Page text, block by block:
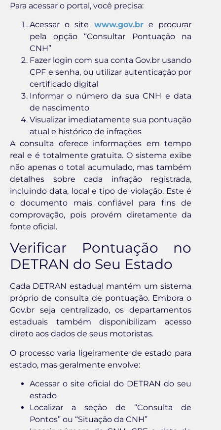
Para acessar o portal, você precisa:
Acessar o site www.gov.bre procurar
pela opção “Consultar Pontuação na
CNH”
Fazer login com sua conta Gov.br usando
CPF e senha, ou utilizar autenticação por
certificado digital
Informar o número da sua CNH e data
de nascimento
Visualizar imediatamente sua pontuação
atual e histórico de infrações
A consulta oferece informações em tempo
real e é totalmente gratuita. O sistema exibe
não apenas o total acumulado, mas também
detalhes sobre cada infração registrada,
incluindo data, local e tipo de violação. Este é
o documento mais confiável para fins de
comprovação, pois provém diretamente da
fonte oficial.
Verificar Pontuação no
DETRAN do Seu Estado
Cada DETRAN estadual mantém um sistema
próprio de consulta de pontuação. Embora o
Gov.br seja centralizado, os departamentos
estaduais também disponibilizam acesso
direto aos dados de seus motoristas.
O processo varia ligeiramente de estado para
estado, mas geralmente envolve:
Acessar o site oficial do DETRAN do seu
estado
Localizar a seção de “Consulta de
Pontos” ou “Situação da CNH”